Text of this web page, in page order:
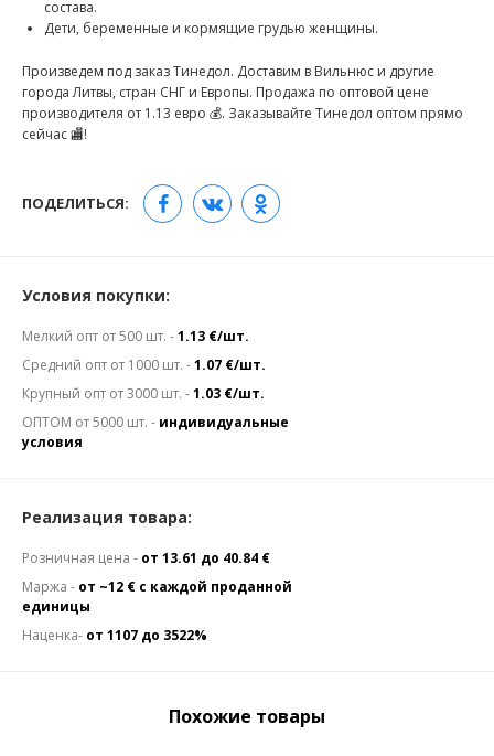
состава.
Дети, беременные и кормящие грудью женщины.
Произведем под заказ Тинедол. Доставим в Вильнюс и другие
города Литвы, стран СНГ и Европы. Продажа по оптовой цене
производителя от 1.13 евро 💰. Заказывайте Тинедол оптом прямо
сейчас 🏬!
ПОДЕЛИТЬСЯ:
Условия покупки:
Мелкий опт от 500 шт. -1.13 €/шт.
Средний опт от 1000 шт. -1.07 €/шт.
Крупный опт от 3000 шт. -1.03 €/шт.
ОПТОМ от 5000 шт. - индивидуальные
условия
Реализация товара:
Розничная цена - от 13.61 до 40.84 €
Маржа - от ~12 € с каждой проданной
единицы
Наценка- от 1107 до 3522%
Похожие товары